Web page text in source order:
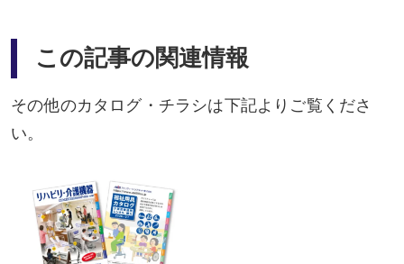
この記事の関連情報
その他のカタログ・チラシは下記よりご覧くださ
い。